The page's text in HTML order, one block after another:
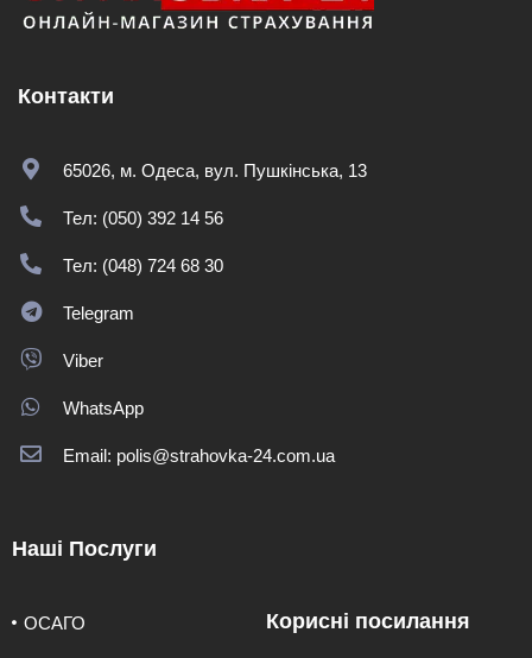
Контакти
65026, м. Одеса, вул. Пушкінська, 13
Тел: (050) 392 14 56
Тел: (048) 724 68 30
Telegram
Viber
WhatsApp
Email: polis@strahovka-24.com.ua
Наші Послуги
ОСАГО Корисні посилання